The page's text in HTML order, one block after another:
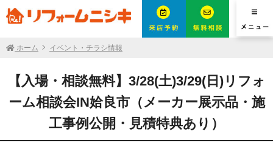
ホーム イベント・チラシ情報
【入場・相談無料】3/28(土)3/29(日)リフォ
ーム相談会IN姶良市（メーカー展示品・施
工事例公開・見積特典あり）